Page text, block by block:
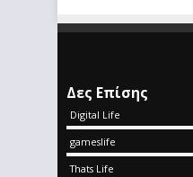
Δες Επίσης
Digital Life
gameslife
Thats Life